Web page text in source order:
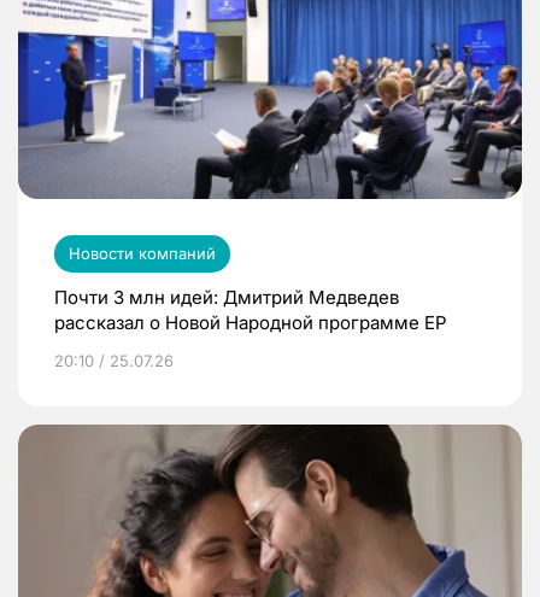
Новости компаний
Почти 3 млн идей: Дмитрий Медведев
рассказал о Новой Народной программе ЕР
20:10 / 25.07.26